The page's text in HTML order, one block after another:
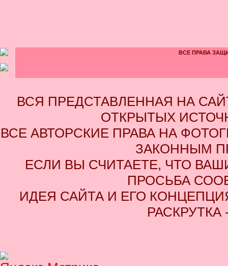
ВСЕ ПРАВА
ВСЯ ПРЕДСТАВЛЕННАЯ НА
ОТКРЫТЫХ
ВСЕ АВТОРСКИЕ ПРАВА НА
ЗАКОННЫМ
ЕСЛИ ВЫ СЧИТАЕТЕ, ЧТО
ПРОСЬБА
ИДЕЯ САЙТА И ЕГО
РАСКРУТКА